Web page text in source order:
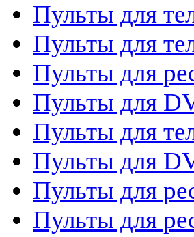
Пульты для
Пульты для
Пульты для
Пульты для
Пульты для
Пульты для
Пульты для
Пульты для